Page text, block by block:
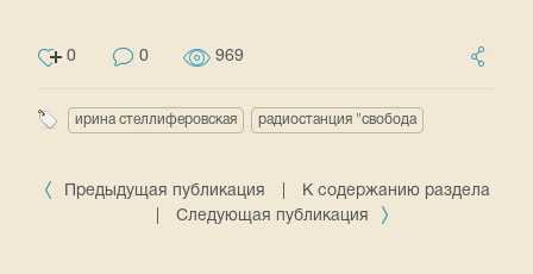
0 0 969
ирина стеллиферовская радиостанция "свобода
Предыдущая публикация
К содержанию раздела
Следующая публикация